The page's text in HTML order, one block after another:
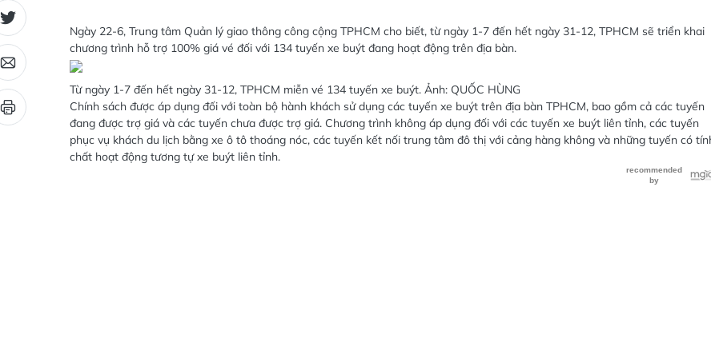
Ngày 22-6, Trung tâm Quản lý giao thông công cộng TPHCM cho biết, từ ngày 1-7 đến hết ngày 31-12, TPHCM sẽ triển khai
chương trình hỗ trợ 100% giá vé đối với 134 tuyến xe buýt đang hoạt động trên địa bàn.
Từ ngày 1-7 đến hết ngày 31-12, TPHCM miễn vé 134 tuyến xe buýt. Ảnh: QUỐC HÙNG
Chính sách được áp dụng đối với toàn bộ hành khách sử dụng các tuyến xe buýt trên địa bàn TPHCM, bao gồm cả các tuyến
đang được trợ giá và các tuyến chưa được trợ giá. Chương trình không áp dụng đối với các tuyến xe buýt liên tỉnh, các tuyến
phục vụ khách du lịch bằng xe ô tô thoáng nóc, các tuyến kết nối trung tâm đô thị với cảng hàng không và những tuyến có tính
chất hoạt động tương tự xe buýt liên tỉnh.